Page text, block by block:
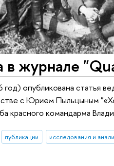
в журнале
опубликована статья
с Юрием Пыльцыным
красного командарма
публикации исследования и